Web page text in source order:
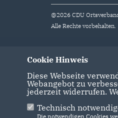
@2026 CDU
Alle Rechte vorbehalten.
Cookie Hinweis
Diese Webseite
Webangebot zu
jederzeit widerrufen.
Technisch
Die notwendigen Cookies